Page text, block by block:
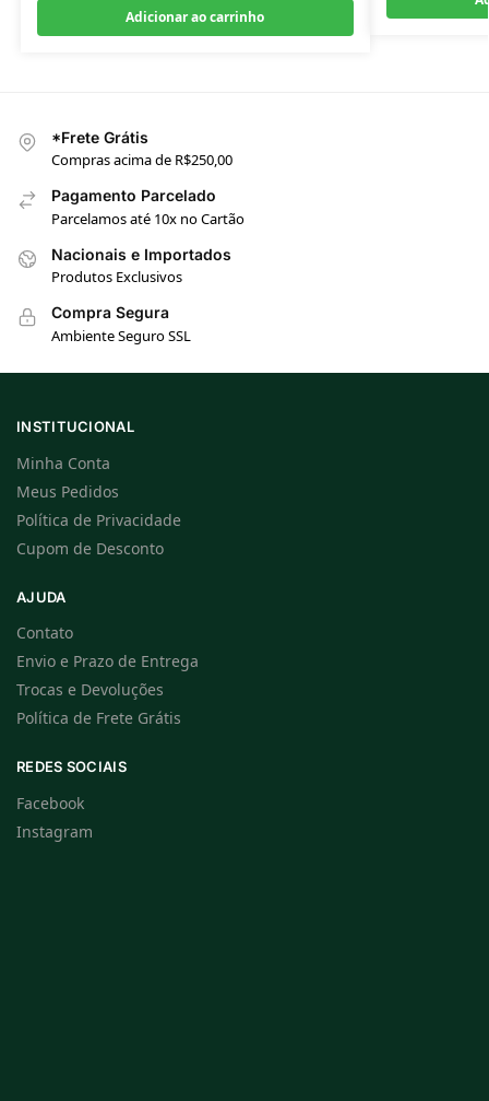
Adicionar ao carrinho
*Frete Grátis
Compras acima de R$250,00
Pagamento Parcelado
Parcelamos até 10x no Cartão
Nacionais e Importados
Produtos Exclusivos
Compra Segura
Ambiente Seguro SSL
INSTITUCIONAL
Minha Conta
Meus Pedidos
Política de Privacidade
Cupom de Desconto
AJUDA
Contato
Envio e Prazo de Entrega
Trocas e Devoluções
Política de Frete Grátis
REDES SOCIAIS
Facebook
Instagram